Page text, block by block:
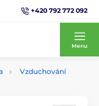
+420 792 772 092
Menu
Vzduchování